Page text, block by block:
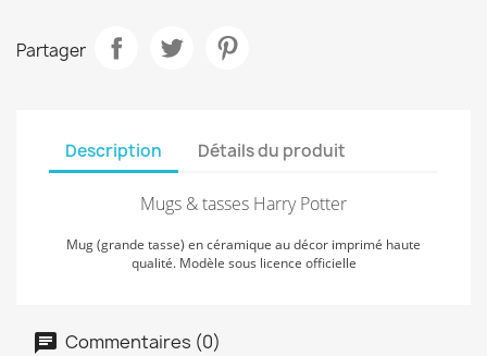
Partager
Description Détails du produit
Mugs & tasses Harry Potter
Mug (grande tasse) en céramique au décor imprimé haute
qualité. Modèle sous licence officielle
Commentaires (0)